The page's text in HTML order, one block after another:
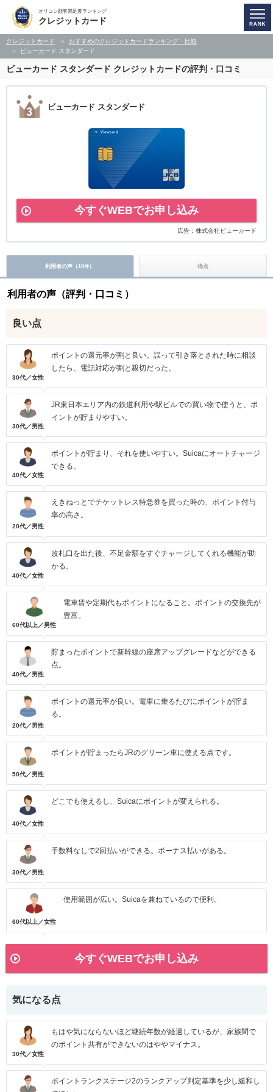
オリコン顧客満足度ランキング
クレジットカード
クレジットカード
おすすめのクレジットカードランキング・比較
ビューカード スタンダード
ビューカード スタンダード クレジットカードの評判・口コミ
ビューカード スタンダード
今すぐWEBでお申し込み
広告：株式会社ビューカード
利用者の声（18件） 得点
利用者の声（評判・口コミ）
良い点
30代／女性
ポイントの還元率が割と良い。誤って引き落とされた時に相談
したら、電話対応が割と親切だった。
30代／男性
JR東日本エリア内の鉄道利用や駅ビルでの買い物で使うと、ポ
イントが貯まりやすい。
40代／女性
ポイントが貯まり、それを使いやすい。Suicaにオートチャージ
できる。
20代／男性
えきねっとでチケットレス特急券を買った時の、ポイント付与
率の高さ。
40代／女性
改札口を出た後、不足金額をすぐチャージしてくれる機能が助
かる。
60代以上／男性
電車賃や定期代もポイントになること。ポイントの交換先が
豊富。
40代／男性
貯まったポイントで新幹線の座席アップグレードなどができる
点。
20代／男性
ポイントの還元率が良い。電車に乗るたびにポイントが貯ま
る。
50代／男性
ポイントが貯まったらJRのグリーン車に使える点です。
40代／女性
どこでも使えるし、Suicaにポイントが変えられる。
30代／男性
手数料なしで2回払いができる。ボーナス払いがある。
60代以上／女性
使用範囲が広い。Suicaを兼ねているので便利。
今すぐWEBでお申し込み
気になる点
30代／女性
もはや気にならないほど継続年数が経過しているが、家族間で
のポイント共有ができないのはややマイナス。
ポイントランクステージ2のランクアップ判定基準を少し緩和し